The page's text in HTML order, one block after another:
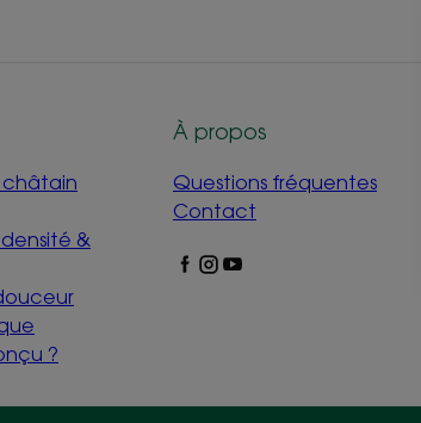
châtain
&
?
À propos
Questions fréquentes
Contact